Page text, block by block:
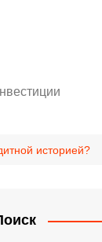
историей?